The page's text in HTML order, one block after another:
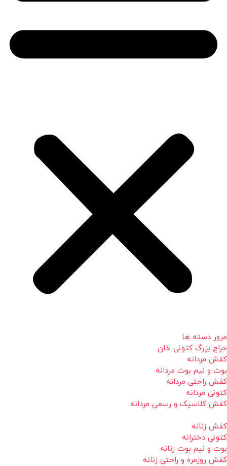
مرور دسته ها
حراج بزرگ کتونی خان
کفش مردانه
بوت و نیم بوت مردانه
کفش راحتی مردانه
کتونی مردانه
کفش کلاسیک و رسمی مردانه
کفش زنانه
کتونی دخترانه
بوت و نیم بوت زنانه
کفش روزمره و راحتی زنانه